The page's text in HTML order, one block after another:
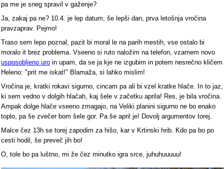
pa me je sneg spravil v gaženje?
Ja, zakaj pa ne? 10.4. je lep datum, še lepši dan, prva letošnja vročina
pravzaprav. Pejmo!
Traso sem lepo poznal, pazit bi moral le na parih mestih, vse ostalo bi
moralo it brez problema. Vseeno si ruto naložim na telefon, vzamem novo
usposobljeno uro in upam, da se ja kje ne izgubim in potem nesrečno kličem
Heleno: "prit me iskat!" Blamaža, si lahko mislim!
Vročina je, kratki rokavi sigurno, cincam pa ali bi vzel kratke hlače. In to jaz,
ki sem vedno v dolgih hlačah, kaj šele v začetku aprila! Res, je bila vročina.
Ampak dolge hlače vseeno zmagajo, na Veliki planini sigurno ne bo enako
toplo, pa še zvečer bom šele gor. Pa še april je! Dovolj argumentov torej.
Malce čez 13h se torej zapodim za hišo, kar v Krtinski hrib. Kdo pa bo po
cesti hodil, še preveč jih bo!
O, tole bo pa luštno, mi že čez minutko igra srce, juhuhuuuuu!